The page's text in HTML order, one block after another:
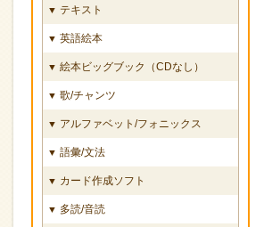
▼ テキスト
▼ 英語絵本
▼ 絵本ビッグブック（CDなし）
▼ 歌/チャンツ
▼ アルファベット/フォニックス
▼ 語彙/文法
▼ カード作成ソフト
▼ 多読/音読